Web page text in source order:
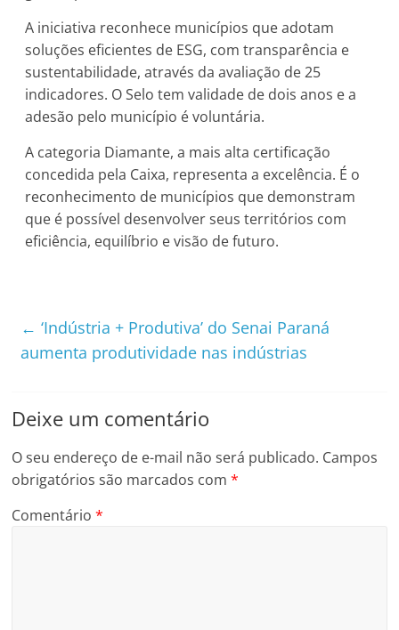
A iniciativa reconhece municípios que adotam
soluções eficientes de ESG, com transparência e
sustentabilidade, através da avaliação de 25
indicadores. O Selo tem validade de dois anos e a
adesão pelo município é voluntária.
A categoria Diamante, a mais alta certificação
concedida pela Caixa, representa a excelência. É o
reconhecimento de municípios que demonstram
que é possível desenvolver seus territórios com
eficiência, equilíbrio e visão de futuro.
← ‘Indústria + Produtiva’ do Senai Paraná
aumenta produtividade nas indústrias
Deixe um comentário
O seu endereço de e-mail não será publicado. Campos
obrigatórios são marcados com*
Comentário*